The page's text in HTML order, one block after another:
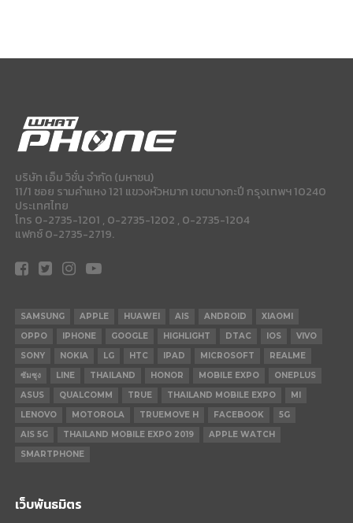
บริษัท เอ็ม วิชั่น จำกัด (มหาชน)
11/1 ซอย รามคำแหง 121 แขวงหัวหมาก เขตบางกะปี กรุงเทพฯ 10240
ประเทศไทย
โทร 0-2735-1201 , 0-2735-1202 , 0-2735-1204
แฟกซ์ 0-2735-2719.
SAMSUNG APPLE HUAWEI AIS ANDROID
XIAOMI
OPPO
IPHONE GOOGLE HIGHLIGHT DTAC IOS
VIVO
SONY
NOKIA LG HTC IPAD MICROSOFT
REALME
ซัมซุง
LINE THAILAND HONOR MOBILE EXPO
ONEPLUS
ASUS
QUALCOMM TRUE THAILAND MOBILE EXPO
MI
LENOVO
MOTOROLA TRUEMOVE H FACEBOOK
5G
AIS 5G
THAILAND MOBILE EXPO 2019
APPLE WATCH
SMARTPHONE
เว็บพันธมิตร